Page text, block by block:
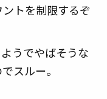
トを制限するぞ
うでやばそうな
スルー。